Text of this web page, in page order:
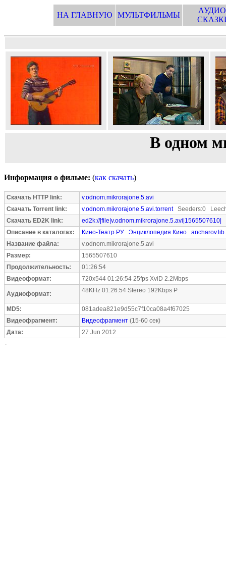
НА ГЛАВНУЮ МУЛЬТФИЛЬМЫ
В одном
Информация о фильме: (как скачать)
Скачать HTTP link:
v.odnom.mikrorajone.5.avi
Скачать Torrent link:
v.odnom.mikrorajone.5.avi.torrentSeeders:0
Скачать ED2K link:
ed2k://|file|v.odnom.mikrorajone.5.avi|1565507610|
Описание в каталогах:
Кино-Театр.РУ Энциклопедия Кино
Название файла:
v.odnom.mikrorajone.5.avi
Размер:
1565507610
Продолжительность:
01:26:54
Видеоформат:
720x544 01:26:54 25fps XviD 2.2Mbps
Аудиоформат: 48KHz 01:26:54 Stereo 192Kbps P
MD5:
081adea821e9d55c7f10ca08a4f67025
Видеофрагмент:
Видеофрагмент (15-60 сек)
Дата:
27 Jun 2012